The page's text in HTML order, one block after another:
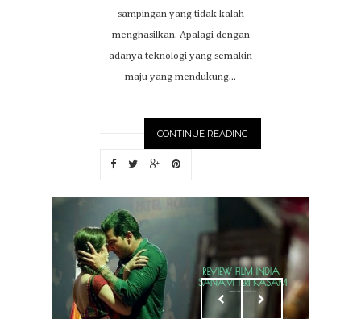
sampingan yang tidak kalah
menghasilkan. Apalagi dengan
adanya teknologi yang semakin
maju yang mendukung...
CONTINUE READING